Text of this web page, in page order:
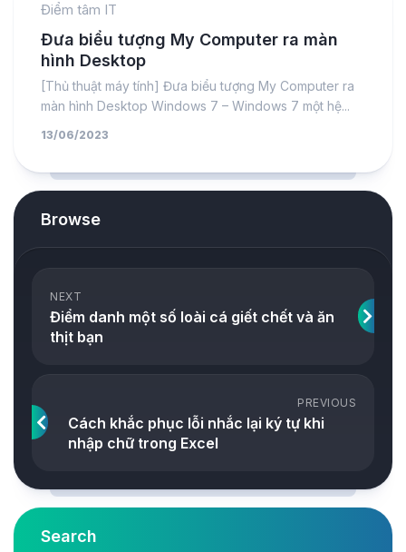
Điểm tâm IT
Đưa biểu tượng My Computer ra màn
hình Desktop
[Thủ thuật máy tính] Đưa biểu tượng My Computer ra
màn hình Desktop Windows 7 – Windows 7 một hệ...
13/06/2023
Browse
NEXT
Điểm danh một số loài cá giết chết và ăn
thịt bạn
PREVIOUS
Cách khắc phục lỗi nhắc lại ký tự khi
nhập chữ trong Excel
Search